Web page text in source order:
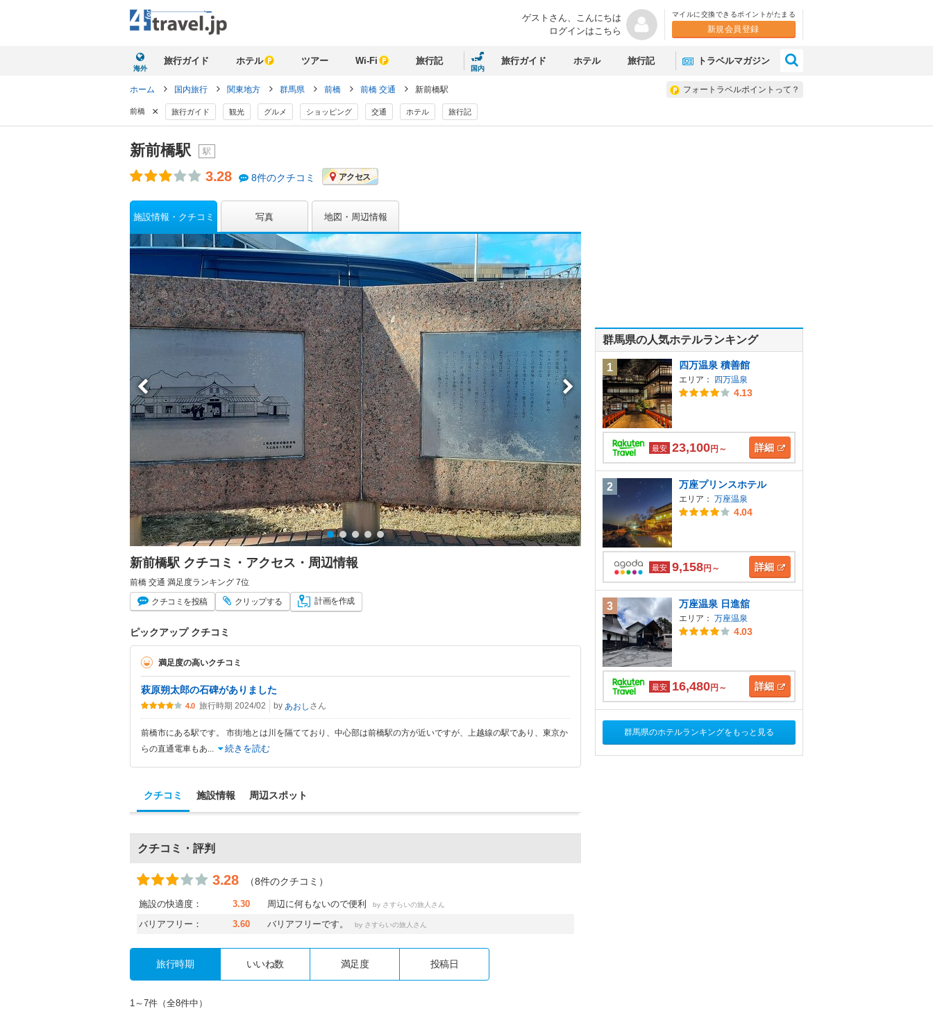
ゲストさん、 こんにちは
ログインはこちら
マイルに交換できるポイントがたまる
新規会員登録
海外
旅行ガイド ホテル ツアー Wi-Fi 旅行記
国内
旅行ガイド ホテル 旅行記 トラベルマガジン
フォートラベルポイントって？
ホーム 国内旅行 関東地方 群馬県 前橋 前橋 交通 新前橋駅
前橋 × 旅行ガイド 観光 グルメ ショッピング 交通 ホテル 旅行記
新前橋駅 駅
3.28 8件のクチコミ アクセス
施設情報・クチコミ 写真 地図・周辺情報
新前橋駅 クチコミ・アクセス・周辺情報
前橋 交通 満足度ランキング 7位
クチコミ を投稿 クリップする 計画を作成
ピックアップ クチコミ
満足度の高いクチコミ
萩原朔太郎の石碑がありました
4.0 旅行時期 2024/02 by あおし さん
前橋市にある駅です。 市街地とは川を隔てており、中心部は前橋駅の方が近いですが、上越線の駅であり、東京か
らの直通電車もあ
続きを読む
クチコミ 施設情報 周辺スポット
クチコミ・評判
3.28 （8件のクチコミ）
施設の快適度： 3.30 周辺に何もないので便利 by さすらいの旅人 さん
バリアフリー： 3.60 バリアフリーです。 by さすらいの旅人 さん
旅行時期 いいね数 満足度 投稿日
1～7件（全8件中）
群馬県の人気ホテルランキング
1 四万温泉 積善館
エリア： 四万温泉
4.13
最安 23,100円～ 詳細
2 万座プリンスホテル
エリア： 万座温泉
4.04
最安 9,158円～ 詳細
3 万座温泉 日進舘
エリア： 万座温泉
4.03
最安 16,480円～ 詳細
群馬県のホテルランキングをもっと見る